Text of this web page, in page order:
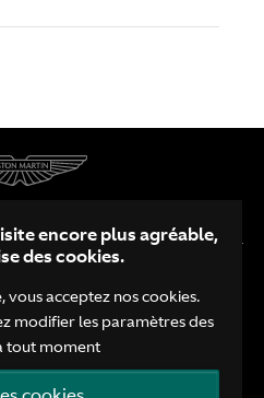
encore plus agréable,
des cookies.
vous acceptez nos cookies.
modifier les paramètres des
tout moment